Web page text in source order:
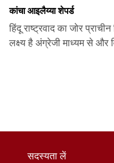
कांचा आइलैय्या शेपर्ड
हिंदू राष्ट्रवाद का जोर
लक्ष्य है अंग्रेजी माध्यम से और
सदस्यता लें